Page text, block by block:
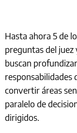
Hasta ahora 5 de
preguntas del
buscan
responsabilidades
convertir áreas
paralelo de
dirigidos.